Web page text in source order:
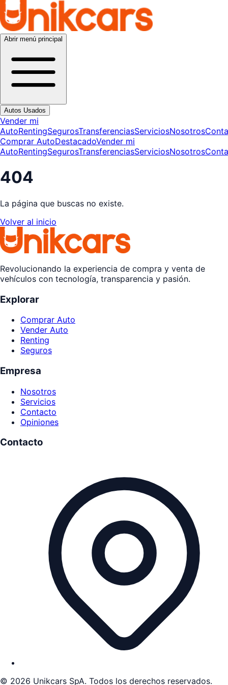
Abrir menú principal
Autos Usados
Vender mi
AutoRentingSegurosTransferenciasServiciosNosotros
Comprar AutoDestacadoVender mi
AutoRentingSegurosTransferenciasServiciosNosotros
404
La página que buscas no existe.
Volver al inicio
Revolucionando la experiencia de compra y venta de
vehículos con tecnología, transparencia y pasión.
Explorar
Comprar Auto
Vender Auto
Renting
Seguros
Empresa
Nosotros
Servicios
Contacto
Opiniones
Contacto
© 2026 Unikcars SpA. Todos los derechos reservados.